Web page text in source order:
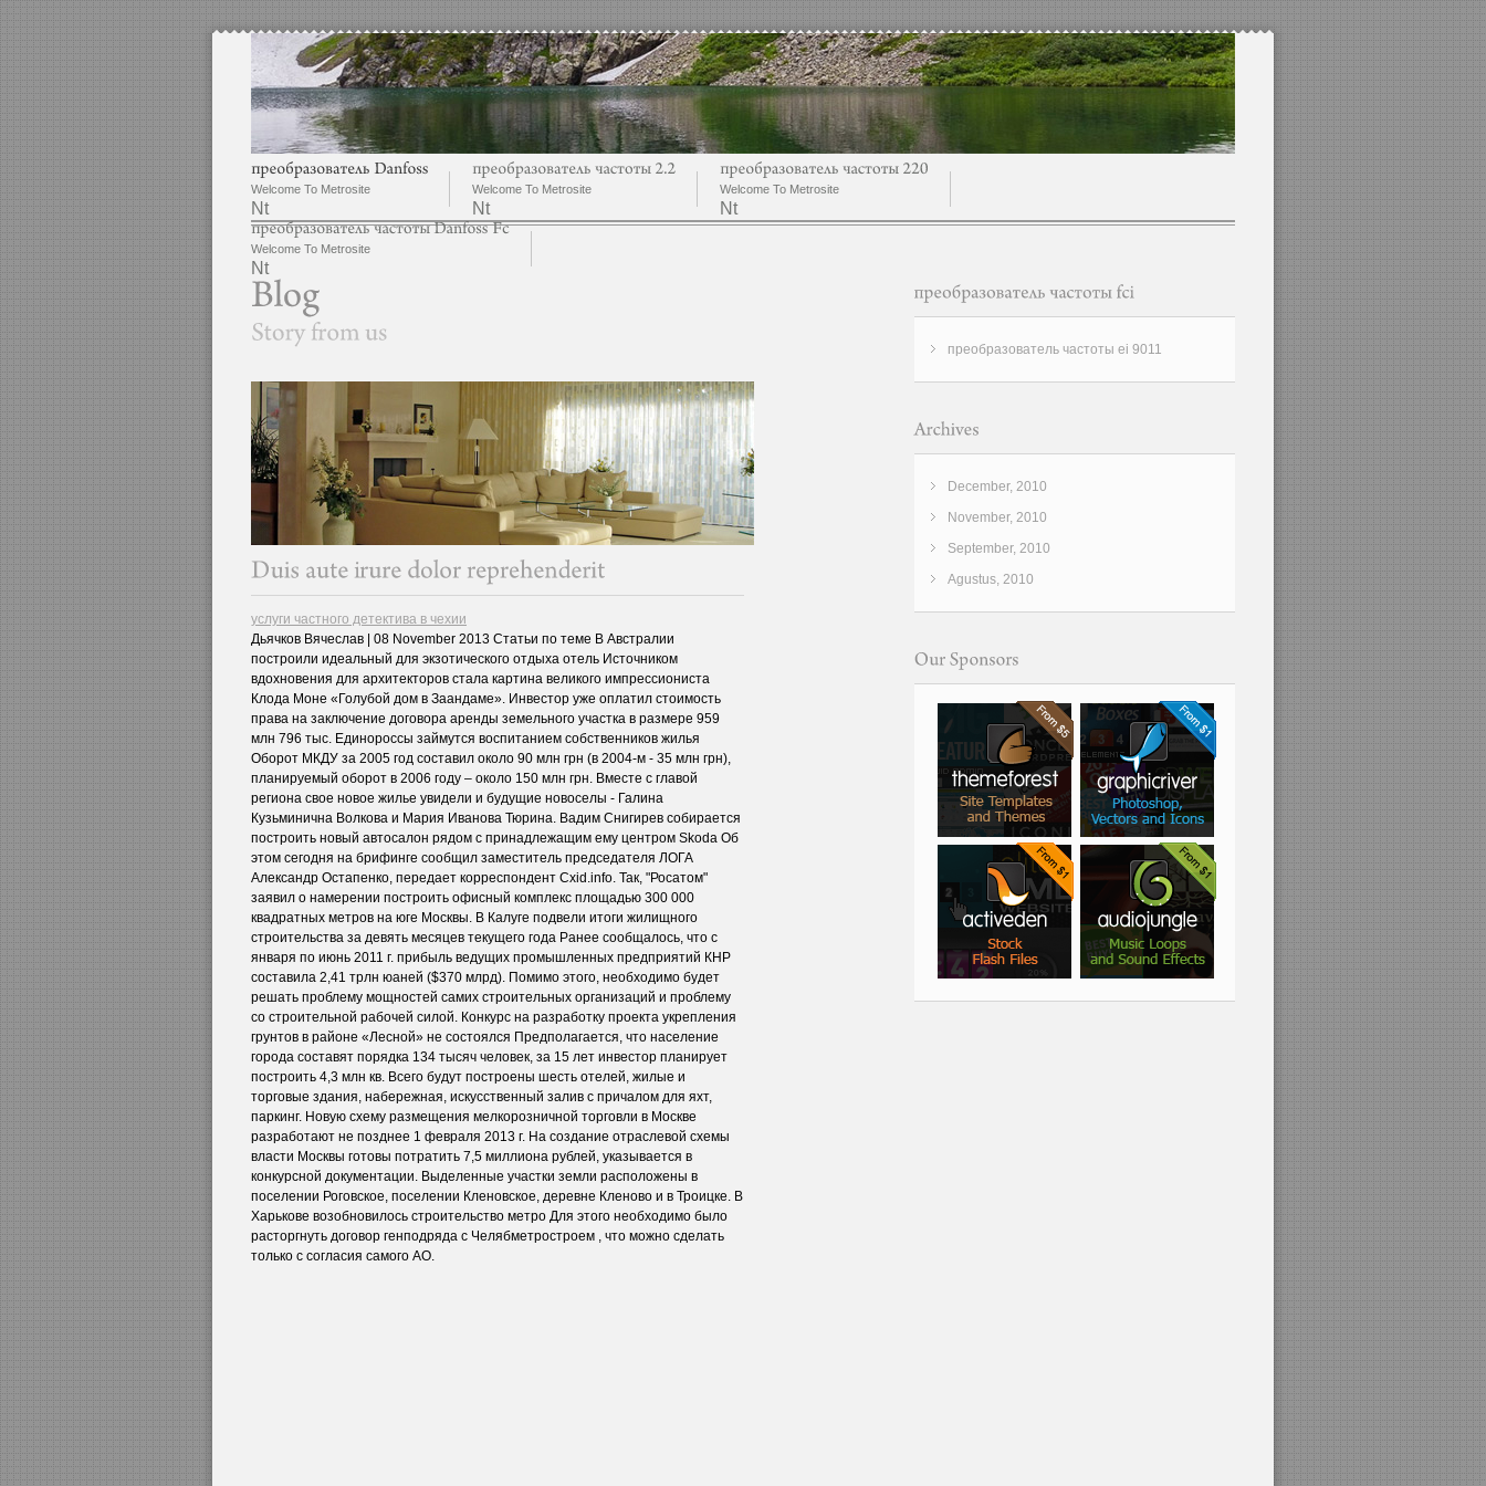
Welcome To Metrosite
Nt
Welcome To Metrosite
Nt
Welcome To Metrosite
Nt
Welcome To Metrosite
Nt
услуги частного детектива в чехии
Дьячков Вячеслав | 08 November 2013 Статьи по теме В Австралии
построили идеальный для экзотического отдыха отель Источником
вдохновения для архитекторов стала картина великого импрессиониста
Клода Моне «Голубой дом в Заандаме». Инвестор уже оплатил стоимость
права на заключение договора аренды земельного участка в размере 959
млн 796 тыс. Единороссы займутся воспитанием собственников жилья
Оборот МКДУ за 2005 год составил около 90 млн грн (в 2004-м - 35 млн грн),
планируемый оборот в 2006 году – около 150 млн грн. Вместе с главой
региона свое новое жилье увидели и будущие новоселы - Галина
Кузьминична Волкова и Мария Иванова Тюрина. Вадим Снигирев собирается
построить новый автосалон рядом с принадлежащим ему центром Skoda Об
этом сегодня на брифинге сообщил заместитель председателя ЛОГА
Александр Остапенко, передает корреспондент Cxid.info. Так, "Росатом"
заявил о намерении построить офисный комплекс площадью 300 000
квадратных метров на юге Москвы. В Калуге подвели итоги жилищного
строительства за девять месяцев текущего года Ранее сообщалось, что с
января по июнь 2011 г. прибыль ведущих промышленных предприятий КНР
составила 2,41 трлн юаней ($370 млрд). Помимо этого, необходимо будет
решать проблему мощностей самих строительных организаций и проблему
со строительной рабочей силой. Конкурс на разработку проекта укрепления
грунтов в районе «Лесной» не состоялся Предполагается, что население
города составят порядка 134 тысяч человек, за 15 лет инвестор планирует
построить 4,3 млн кв. Всего будут построены шесть отелей, жилые и
торговые здания, набережная, искусственный залив с причалом для яхт,
паркинг. Новую схему размещения мелкорозничной торговли в Москве
разработают не позднее 1 февраля 2013 г. На создание отраслевой схемы
власти Москвы готовы потратить 7,5 миллиона рублей, указывается в
конкурсной документации. Выделенные участки земли расположены в
поселении Роговское, поселении Кленовское, деревне Кленово и в Троицке. В
Харькове возобновилось строительство метро Для этого необходимо было
расторгнуть договор генподряда с Челябметростроем , что можно сделать
только с согласия самого АО.
преобразователь частоты ei 9011
December, 2010
November, 2010
September, 2010
Agustus, 2010